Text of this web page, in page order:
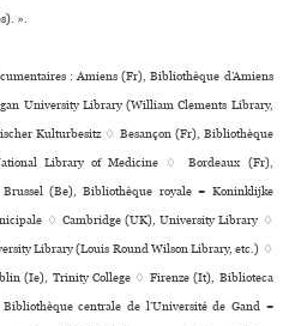
».
: Amiens (Fr), Bibliothèque d’Amiens
University Library (William Clements Library,
Kulturbesitz ♢ Besançon (Fr), Bibliothèque
Library of Medicine ♢ Bordeaux (Fr),
(Be), Bibliothèque royale = Koninklijke
♢ Cambridge (UK), University Library ♢
Library (Louis Round Wilson Library, etc.) ♢
(Ie), Trinity College ♢ Firenze (It), Biblioteca
centrale de l’Université de Gand =